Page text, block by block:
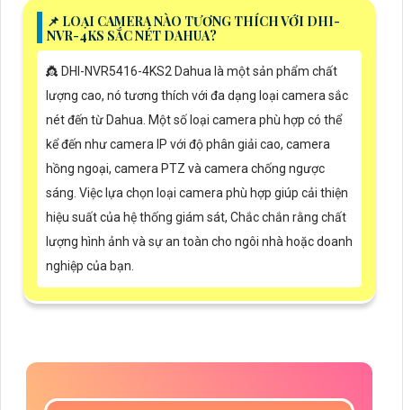
📌 LOẠI CAMERA NÀO TƯƠNG THÍCH VỚI DHI-
NVR-4KS SẮC NÉT DAHUA?
👸 DHI-NVR5416-4KS2 Dahua là một sản phẩm chất
lượng cao, nó tương thích với đa dạng loại camera sắc
nét đến từ Dahua. Một số loại camera phù hợp có thể
kể đến như camera IP với độ phân giải cao, camera
hồng ngoại, camera PTZ và camera chống ngược
sáng. Việc lựa chọn loại camera phù hợp giúp cải thiện
hiệu suất của hệ thống giám sát, Chắc chắn rằng chất
lượng hình ảnh và sự an toàn cho ngôi nhà hoặc doanh
nghiệp của bạn.